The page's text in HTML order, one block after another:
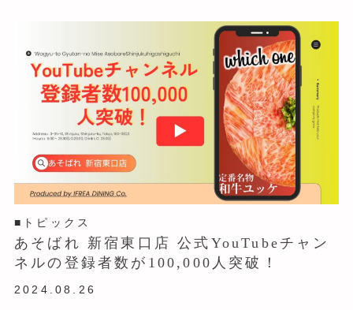
■トピックス
あそばれ 新宿東口店 公式YouTubeチャン
ネルの登録者数が100,000人突破！
2024.08.26